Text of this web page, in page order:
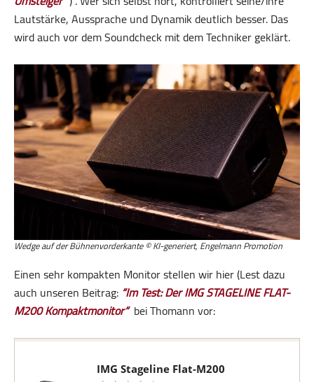
Lautstärke, Aussprache und Dynamik deutlich besser. Das
wird auch vor dem Soundcheck mit dem Techniker geklärt.
Wedge auf der Bühnenvorderkante © KI-generiert, Engelmann Promotion
Einen sehr kompakten Monitor stellen wir hier (Lest dazu
auch unseren Beitrag: “Im Test: Der IMG STAGELINE FLAT-
M200 Kompaktmonitor“bei Thomann vor:
IMG Stageline Flat-M200